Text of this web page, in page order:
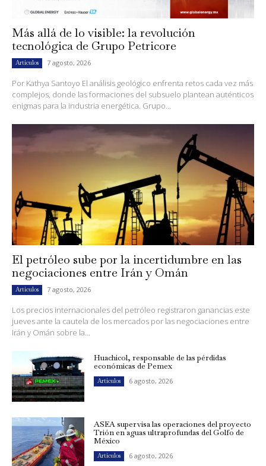
Más allá de lo visible: la revolución
tecnológica de Grupo Petricore
Artículos 7 agosto, 2026
Por Kathya Santoyo El análisis geológico enfrenta retos cada vez más
complejos, donde las formaciones del subsuelo plantean auténticos
enigmas para la industria energética. Grupo...
El petróleo sube por la incertidumbre en las
negociaciones entre Irán y Omán
Artículos 7 agosto, 2026
Los precios internacionales del petróleo registraron ganancias este
jueves ante la cautela de los mercados por las negociaciones entre
Irán y Omán sobre la...
Huachicol, responsable de las pérdidas
económicas de Pemex
Artículos 6 agosto, 2026
ASEA supervisa las operaciones del proyecto
Trión en aguas ultraprofundas del Golfo de
México
Artículos 6 agosto, 2026